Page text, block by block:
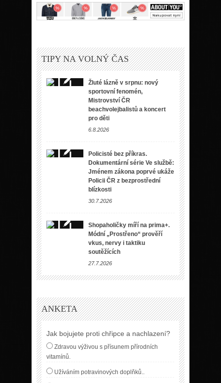
TIPY NA VOLNÝ ČAS
Žluté lázně v srpnu: nový
sportovní fenomén,
Mistrovství ČR
beachvolejbalistů a koncert
pro děti
6.8.2026
Policisté bez příkras.
Dokumentární série Ve službě:
Jménem zákona poprvé ukáže
Policii ČR z bezprostřední
blízkosti
30.7.2026
Shopaholičky míří na prima+.
Módní „Prostřeno“ prověří
vkus, nervy i taktiku
soutěžících
27.7.2026
ANKETA
Jak bojujete proti chřipce a nachlazení?
Zdravou výživou s přísunem přírodních
vitamínů.
Užíváním potravinových doplňků..